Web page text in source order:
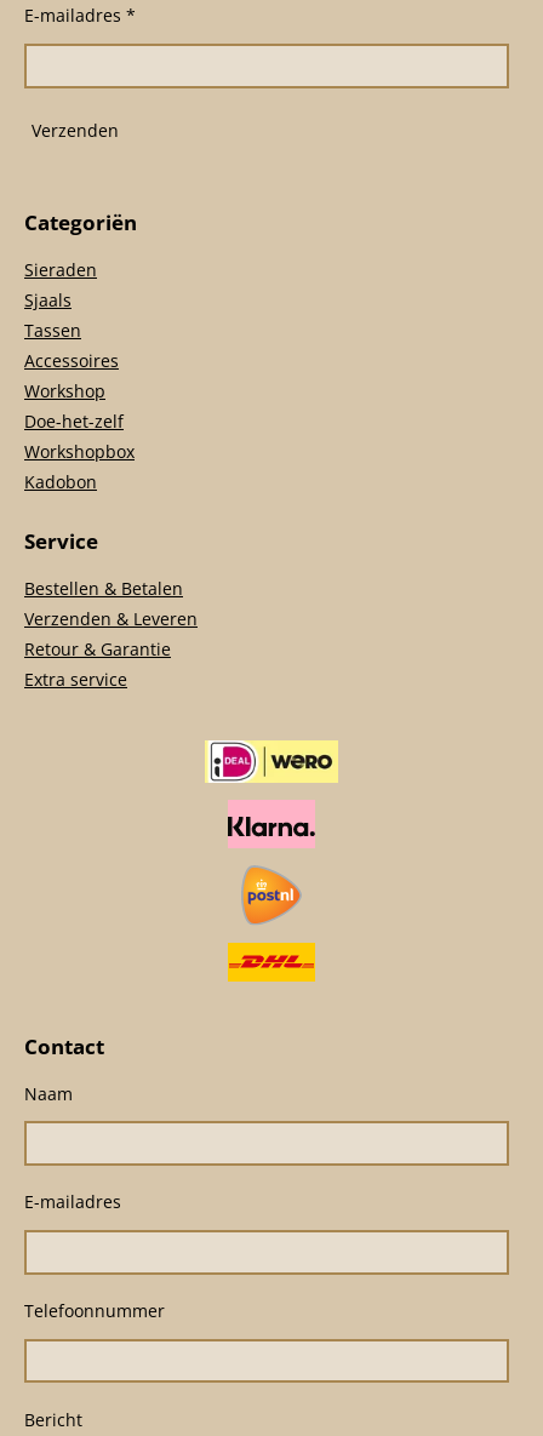
o
o
g
r
m
p
E-mailadres *
Verzenden
Categoriën
Sieraden
Sjaals
Tassen
Accessoires
Workshop
Doe-het-zelf
Workshopbox
Kadobon
Service
Bestellen & Betalen
Verzenden & Leveren
Retour & Garantie
Extra service
Contact
Naam
E-mailadres
Telefoonnummer
Bericht